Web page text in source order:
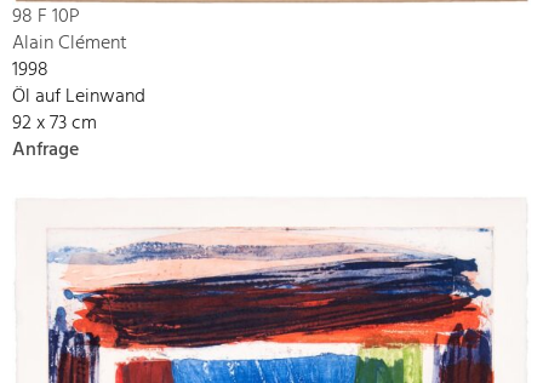
98 F 10P
Alain Clément
1998
Öl auf Leinwand
92 x 73 cm
Anfrage